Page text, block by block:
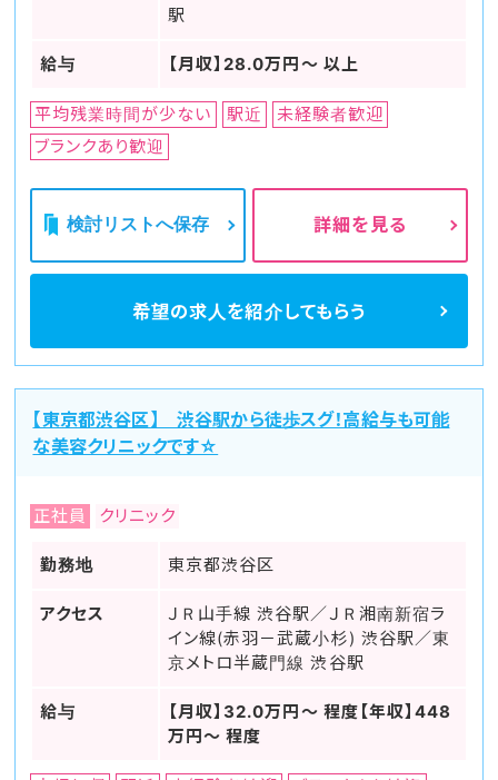
駅
給与 【月収】28.0万円～ 以上
平均残業時間が少ない 駅近
未経験者歓迎
ブランクあり歓迎
検討リストへ保存 詳細を見る
希望の求人を紹介してもらう
【東京都渋谷区】 渋谷駅から徒歩スグ！高給与も可能
な美容クリニックです☆
正社員 クリニック
勤務地 東京都渋谷区
アクセス
ＪＲ山手線 渋谷駅／ＪＲ湘南新宿ラ
イン線(赤羽－武蔵小杉) 渋谷駅／東
京メトロ半蔵門線 渋谷駅
給与
【月収】32.0万円～ 程度【年収】448
万円～ 程度